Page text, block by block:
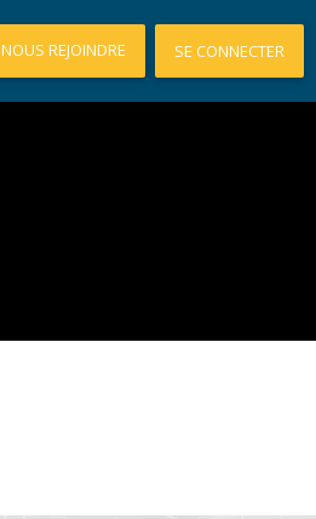
NOUS REJOINDRE SE CONNECTER